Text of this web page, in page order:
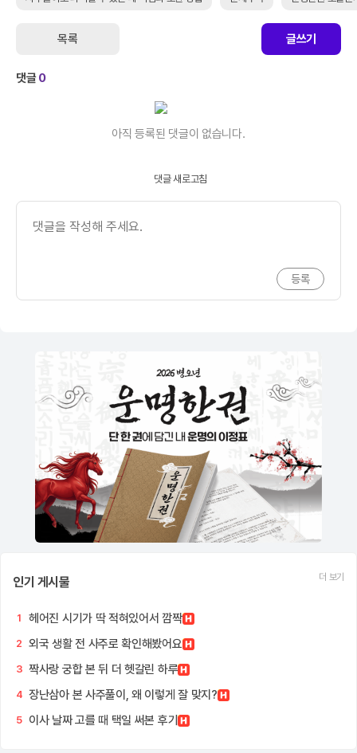
목록 글쓰기
댓글0
아직 등록된 댓글이 없습니다.
댓글 새로고침
인기 게시물 더 보기
1 헤어진 시기가 딱 적혀있어서 깜짝
2 외국 생활 전 사주로 확인해봤어요
3 짝사랑 궁합 본 뒤 더 헷갈린 하루
4 장난삼아 본 사주풀이, 왜 이렇게 잘 맞지?
5 이사 날짜 고를 때 택일 써본 후기